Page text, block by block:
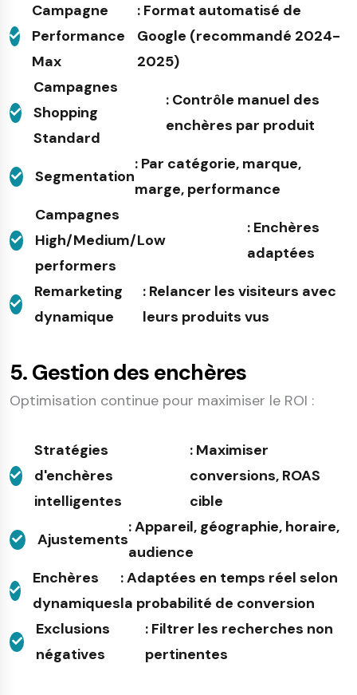
Campagne
Performance
Max
: Format automatisé de
Google (recommandé 2024-
2025)
Campagnes
Shopping
Standard
: Contrôle manuel des
enchères par produit
Segmentation
: Par catégorie, marque,
marge, performance
Campagnes
High/Medium/Low
performers
: Enchères
adaptées
Remarketing
dynamique
: Relancer les visiteurs avec
leurs produits vus
5. Gestion des enchères
Optimisation continue pour maximiser le ROI :
Stratégies
d'enchères
intelligentes
: Maximiser
conversions, ROAS
cible
Ajustements
: Appareil, géographie, horaire,
audience
Enchères
dynamiques
: Adaptées en temps réel selon
la probabilité de conversion
Exclusions
négatives
: Filtrer les recherches non
pertinentes